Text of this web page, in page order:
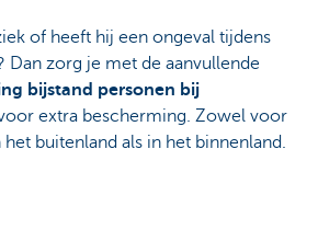
of heeft hij een ongeval tijdens
Dan zorg je met de aanvullende
bijstand personen bij
extra bescherming. Zowel voor
buitenland als in het binnenland.